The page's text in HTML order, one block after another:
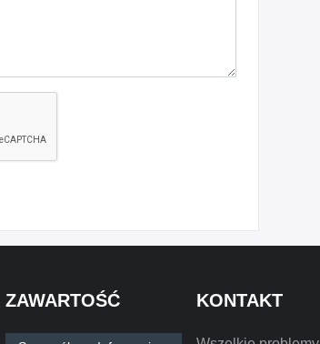
ZAWARTOŚĆ KONTAKT